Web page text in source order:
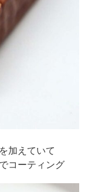
加えていて
コーティング